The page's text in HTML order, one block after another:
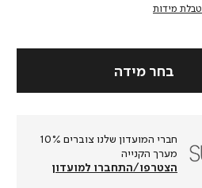
טבלת מידות
חברי המועדון שלנו צוברים 10%
מערך הקנייה
הצטרפו/התחברו למועדון